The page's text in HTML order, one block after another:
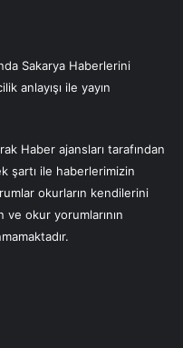
Sakarya Haberlerini
anlayışı ile yayın
Haber ajansları tarafından
şartı ile haberlerimizin
okurların kendilerini
okur yorumlarının